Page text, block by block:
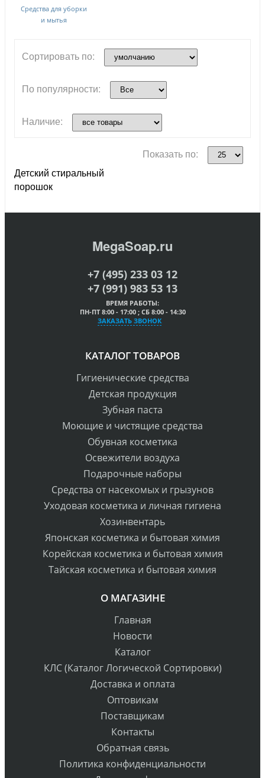
Средства для уборки
и мытья
Сортировать по:
По популярности:
Наличие:
Показать по:
Детский стиральный
порошок
MegaSoap.ru
+7 (495) 233 03 12
+7 (991) 983 53 13
ВРЕМЯ РАБОТЫ:
ПН-ПТ 8:00 - 17:00 ; СБ 8:00 - 14:30
ЗАКАЗАТЬ ЗВОНОК
КАТАЛОГ ТОВАРОВ
Гигиенические средства
Детская продукция
Зубная паста
Моющие и чистящие средства
Обувная косметика
Освежители воздуха
Подарочные наборы
Средства от насекомых и грызунов
Уходовая косметика и личная гигиена
Хозинвентарь
Японская косметика и бытовая химия
Корейская косметика и бытовая химия
Тайская косметика и бытовая химия
О МАГАЗИНЕ
Главная
Новости
Каталог
КЛС (Каталог Логической Сортировки)
Доставка и оплата
Оптовикам
Поставщикам
Контакты
Обратная связь
Политика конфиденциальности